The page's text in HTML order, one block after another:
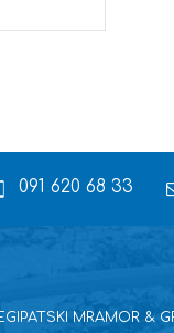
091 620 68 33
MRAMOR &